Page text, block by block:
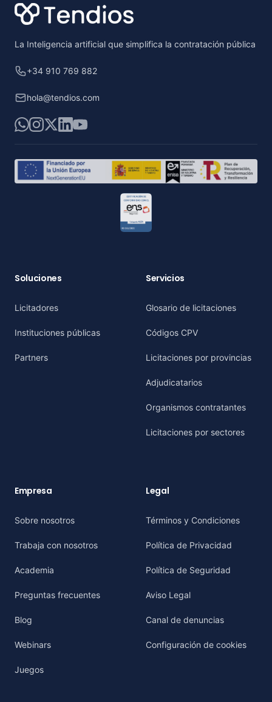
La Inteligencia artificial que simplifica la contratación pública
+34 910 769 882
hola@tendios.com
WhatsApp
Instagram
X LinkedIn
YouTube
Soluciones
Licitadores
Instituciones públicas
Partners
Servicios
Glosario de licitaciones
Códigos CPV
Licitaciones por provincias
Adjudicatarios
Organismos contratantes
Licitaciones por sectores
Empresa
Sobre nosotros
Trabaja con nosotros
Academia
Preguntas frecuentes
Blog
Webinars
Juegos
Legal
Términos y Condiciones
Política de Privacidad
Política de Seguridad
Aviso Legal
Canal de denuncias
Configuración de cookies